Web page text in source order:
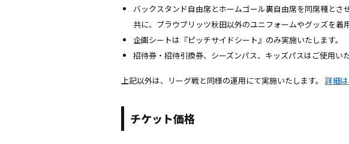
バックスタンド自由席とホームゴール裏自由席を同席種とさ
共に、ブラウブリッツ秋田以外のユニフォームやグッズを着
企画シートは『ピッチサイドシート』のみ実施いたします。
招待券・招待引換券、シーズンパス、キッズパスはご使用
上記以外は、リーグ戦と同様の運用にて実施いたします。 詳細
チケット価格